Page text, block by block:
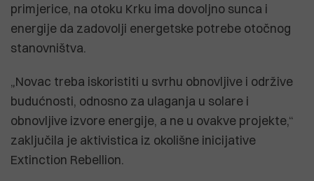
primjerice, na otoku Krku ima dovoljno sunca i
energije da zadovolji energetske potrebe otočnog
stanovništva.
„Novac treba iskoristiti u svrhu obnovljive i održive
budućnosti, odnosno za ulaganja u solare i
obnovljive izvore energije, a ne u ovakve projekte,“
zaključila je aktivistica iz okolišne inicijative
Extinction Rebellion.